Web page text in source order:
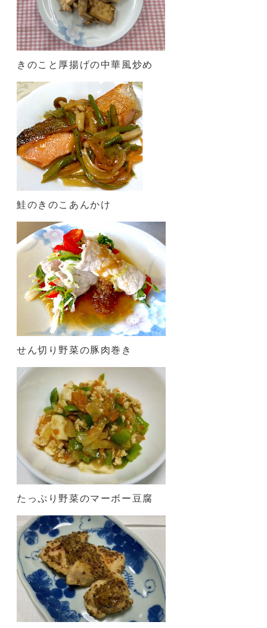
きのこと厚揚げの中華風炒め
鮭のきのこあんかけ
せん切り野菜の豚肉巻き
たっぷり野菜のマーボー豆腐